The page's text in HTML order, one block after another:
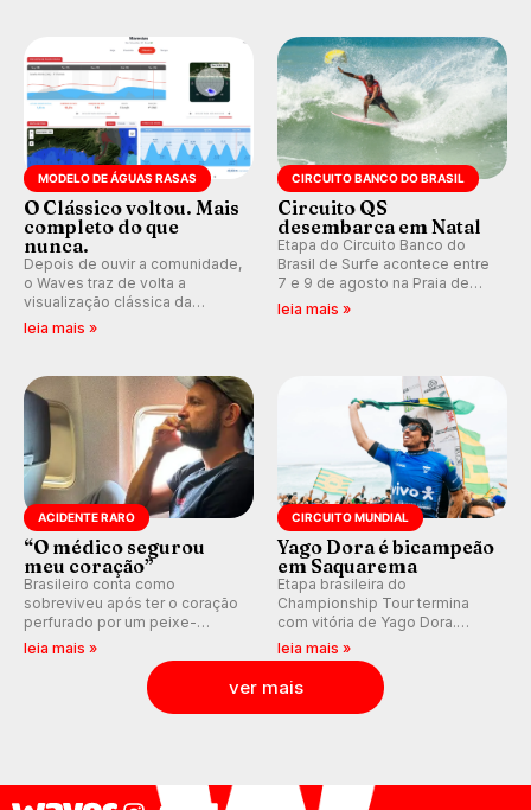
Kelly Slater convidado.
MODELO DE ÁGUAS RASAS
O Clássico voltou. Mais
completo do que
nunca.
Depois de ouvir a comunidade,
o Waves traz de volta a
visualização clássica da
previsão de águas rasas,
ondas para até 16 dias.
leia mais »
CIRCUITO BANCO DO BRASIL
Circuito QS
desembarca em Natal
Etapa do Circuito Banco do
Brasil de Surfe acontece entre
7 e 9 de agosto na Praia de
Miami (RN), em disputas
leia mais »
ACIDENTE RARO
“O médico segurou
meu coração”
Brasileiro conta como
sobreviveu após ter o coração
perfurado por um peixe-
agulha enquanto surfava na
leia mais »
CIRCUITO MUNDIAL
Yago Dora é bicampeão
em Saquarema
Etapa brasileira do
Championship Tour termina
com vitória de Yago Dora.
Sawyer Lindblad vence entre
as mulheres e Leonardo
Fioravanti assume liderança do
ranking mundial da WSL, na
etapa de Saquarema.
leia mais »
ver mais